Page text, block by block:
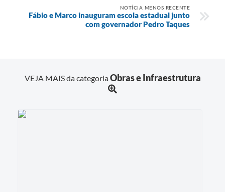
NOTÍCIA MENOS RECENTE
Fábio e Marco inauguram escola estadual junto
com governador Pedro Taques
VEJA MAIS da categoriaObras e Infraestrutura